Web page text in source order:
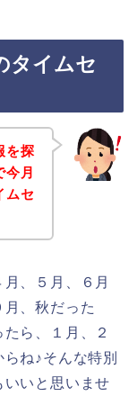
タイムセ
を探
月
ムセ
、５月、６月
、秋だった
ら、１月、２
ね♪そんな特別
いと思いませ